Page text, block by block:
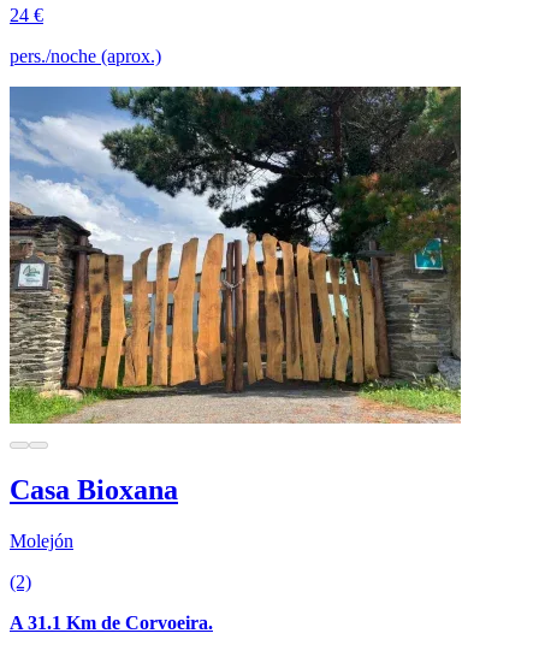
24 €
pers./noche (aprox.)
Casa Bioxana
Molejón
(2)
A 31.1 Km de Corvoeira.